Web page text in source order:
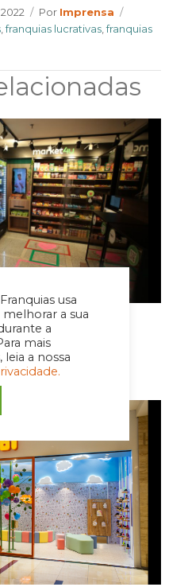
usa
a sua
a
mais
a nossa
Por Author
Imprensa
,franquias lucrativas,franquias
semestre com
e vendas